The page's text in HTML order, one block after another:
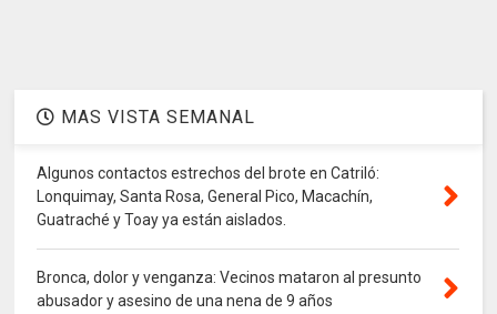
MAS VISTA SEMANAL
Algunos contactos estrechos del brote en Catriló:
Lonquimay, Santa Rosa, General Pico, Macachín,
Guatraché y Toay ya están aislados.
Bronca, dolor y venganza: Vecinos mataron al presunto
abusador y asesino de una nena de 9 años